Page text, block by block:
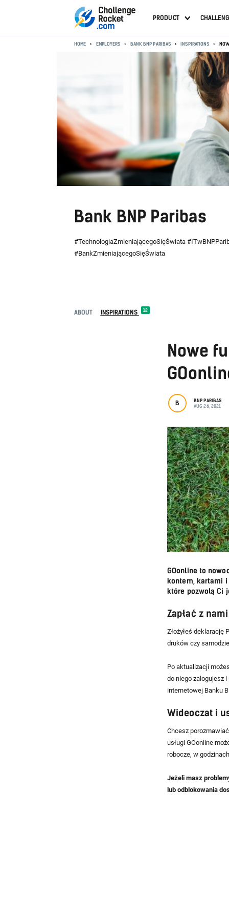
PRODUCT
HOME EMPLOYERS BANK BNP PARIBAS INSPIRATIONS
Bank BNP Paribas
#TechnologiaZmieniającegoSięŚwiata
#BankZmieniającegoSięŚwiata
ABOUT INSPIRATIONS 12
Nowe
B
BNP PARIBAS
AUG 26, 2021
GOonline to
kontem, kartami
które pozwolą Ci
Zapłać z
Złożyłeś deklarację
druków czy
Po aktualizacji
do niego zalogujesz
internetowej Banku
Wideoczat i
Chcesz
usługi GOonline
robocze, w
Jeżeli masz
lub odblokowania